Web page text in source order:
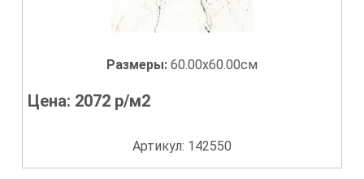
Размеры: 60.00x60.00см
Цена: 2072 р/м2
Артикул: 142550